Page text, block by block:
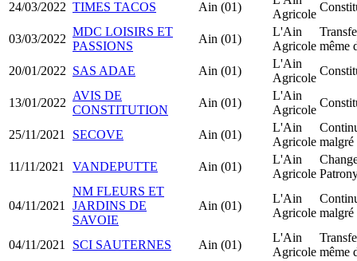
24/03/2022 TIMES TACOS Ain (01)
Agricole
03/03/2022
MDC LOISIRS ET
PASSIONS
Ain (01)
L'Ain
Agricole même
20/01/2022 SAS ADAE Ain (01)
L'Ain
Agricole
13/01/2022
AVIS DE
CONSTITUTION
Ain (01)
L'Ain
Agricole
25/11/2021 SECOVE Ain (01)
L'Ain
Agricole malgré
11/11/2021
VANDEPUTTE Ain (01)
L'Ain
Agricole
04/11/2021
NM FLEURS ET
JARDINS DE
SAVOIE
Ain (01)
L'Ain
Agricole malgré
04/11/2021 SCI SAUTERNES Ain (01)
L'Ain
Agricole même